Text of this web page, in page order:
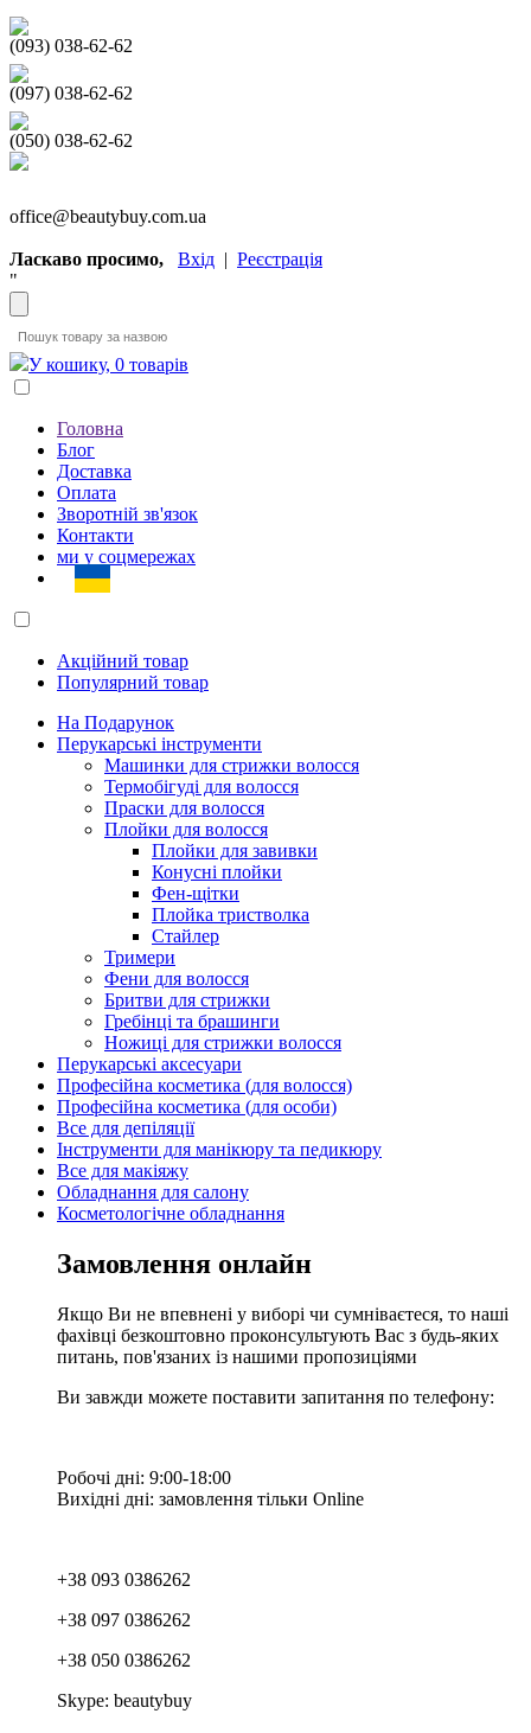
(093) 038-62-62
(097) 038-62-62
(050) 038-62-62
office@beautybuy.com.ua
Ласкаво просимо, Вхід | Реєстрація
"
У кошику, 0 товарів
Головна
Блог
Доставка
Оплата
Зворотній зв'язок
Контакти
ми у соцмережах
Акційний товар
Популярний товар
На Подарунок
Перукарські інструменти
Машинки для стрижки волосся
Термобігуді для волосся
Праски для волосся
Плойки для волосся
Плойки для завивки
Конусні плойки
Фен-щітки
Плойка тристволка
Стайлер
Тримери
Фени для волосся
Бритви для стрижки
Гребінці та брашинги
Ножиці для стрижки волосся
Перукарські аксесуари
Професійна косметика (для волосся)
Професійна косметика (для особи)
Все для депіляції
Інструменти для манікюру та педикюру
Все для макіяжу
Обладнання для салону
Косметологічне обладнання
Замовлення онлайн
Якщо Ви не впевнені у виборі чи сумніваєтеся, то наші
фахівці безкоштовно проконсультують Вас з будь-яких
питань, пов'язаних із нашими пропозиціями
Ви завжди можете поставити запитання по телефону:
Робочі дні: 9:00-18:00
Вихідні дні: замовлення тільки Online
+38 093 0386262
+38 097 0386262
+38 050 0386262
Skype: beautybuy